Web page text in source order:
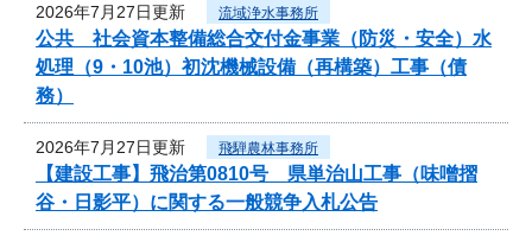
2026年7月27日更新 流域浄水事務所
公共 社会資本整備総合交付金事業（防災・安全）水
処理（9・10池）初沈機械設備（再構築）工事（債
務）
2026年7月27日更新 飛騨農林事務所
【建設工事】飛治第0810号 県単治山工事（味噌摺
谷・日影平）に関する一般競争入札公告